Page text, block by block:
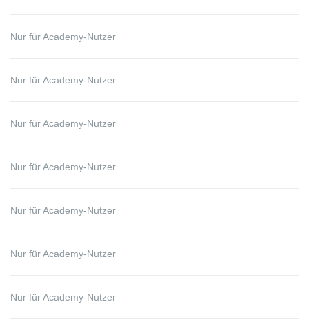
Nur für Academy-Nutzer
Nur für Academy-Nutzer
Nur für Academy-Nutzer
Nur für Academy-Nutzer
Nur für Academy-Nutzer
Nur für Academy-Nutzer
Nur für Academy-Nutzer